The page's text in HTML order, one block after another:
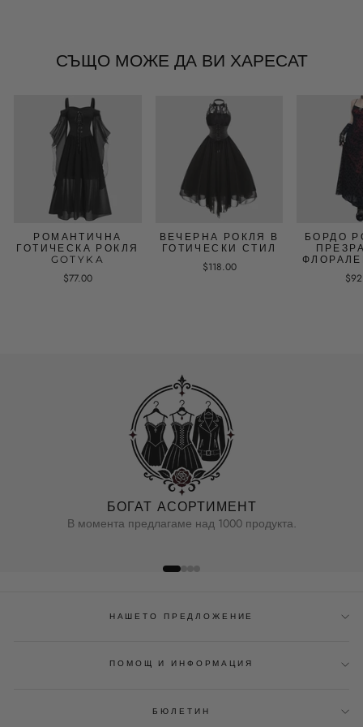
СЪЩО МОЖЕ ДА ВИ ХАРЕСАТ
РОМАНТИЧНА
ГОТИЧЕСКА РОКЛЯ
GOTYKA
$77.00
ВЕЧЕРНА РОКЛЯ В
ГОТИЧЕСКИ СТИЛ
$118.00
БОРДО
БОГАТ АСОРТИМЕНТ
В момента предлагаме над 1000 продукта.
НАШЕТО ПРЕДЛОЖЕНИЕ
ПОМОЩ И ИНФОРМАЦИЯ
БЮЛЕТИН